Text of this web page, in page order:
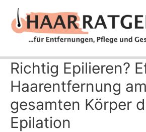
Inhalt
springen
Richtig Epilieren?
Haarentfernung am
gesamten Körper
Epilation